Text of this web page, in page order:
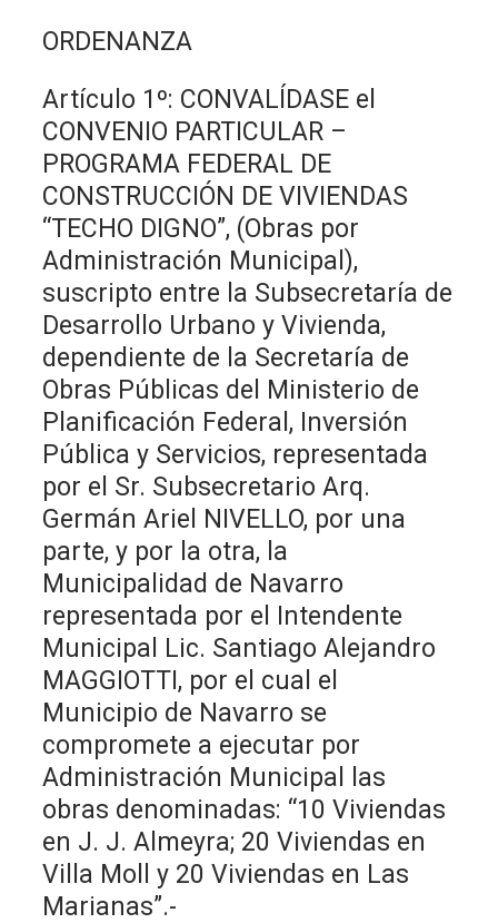
ORDENANZA
Artículo 1º: CONVALÍDASE el
CONVENIO PARTICULAR –
PROGRAMA FEDERAL DE
CONSTRUCCIÓN DE VIVIENDAS
“TECHO DIGNO”, (Obras por
Administración Municipal),
suscripto entre la Subsecretaría de
Desarrollo Urbano y Vivienda,
dependiente de la Secretaría de
Obras Públicas del Ministerio de
Planificación Federal, Inversión
Pública y Servicios, representada
por el Sr. Subsecretario Arq.
Germán Ariel NIVELLO, por una
parte, y por la otra, la
Municipalidad de Navarro
representada por el Intendente
Municipal Lic. Santiago Alejandro
MAGGIOTTI, por el cual el
Municipio de Navarro se
compromete a ejecutar por
Administración Municipal las
obras denominadas: “10 Viviendas
en J. J. Almeyra; 20 Viviendas en
Villa Moll y 20 Viviendas en Las
Marianas”.-